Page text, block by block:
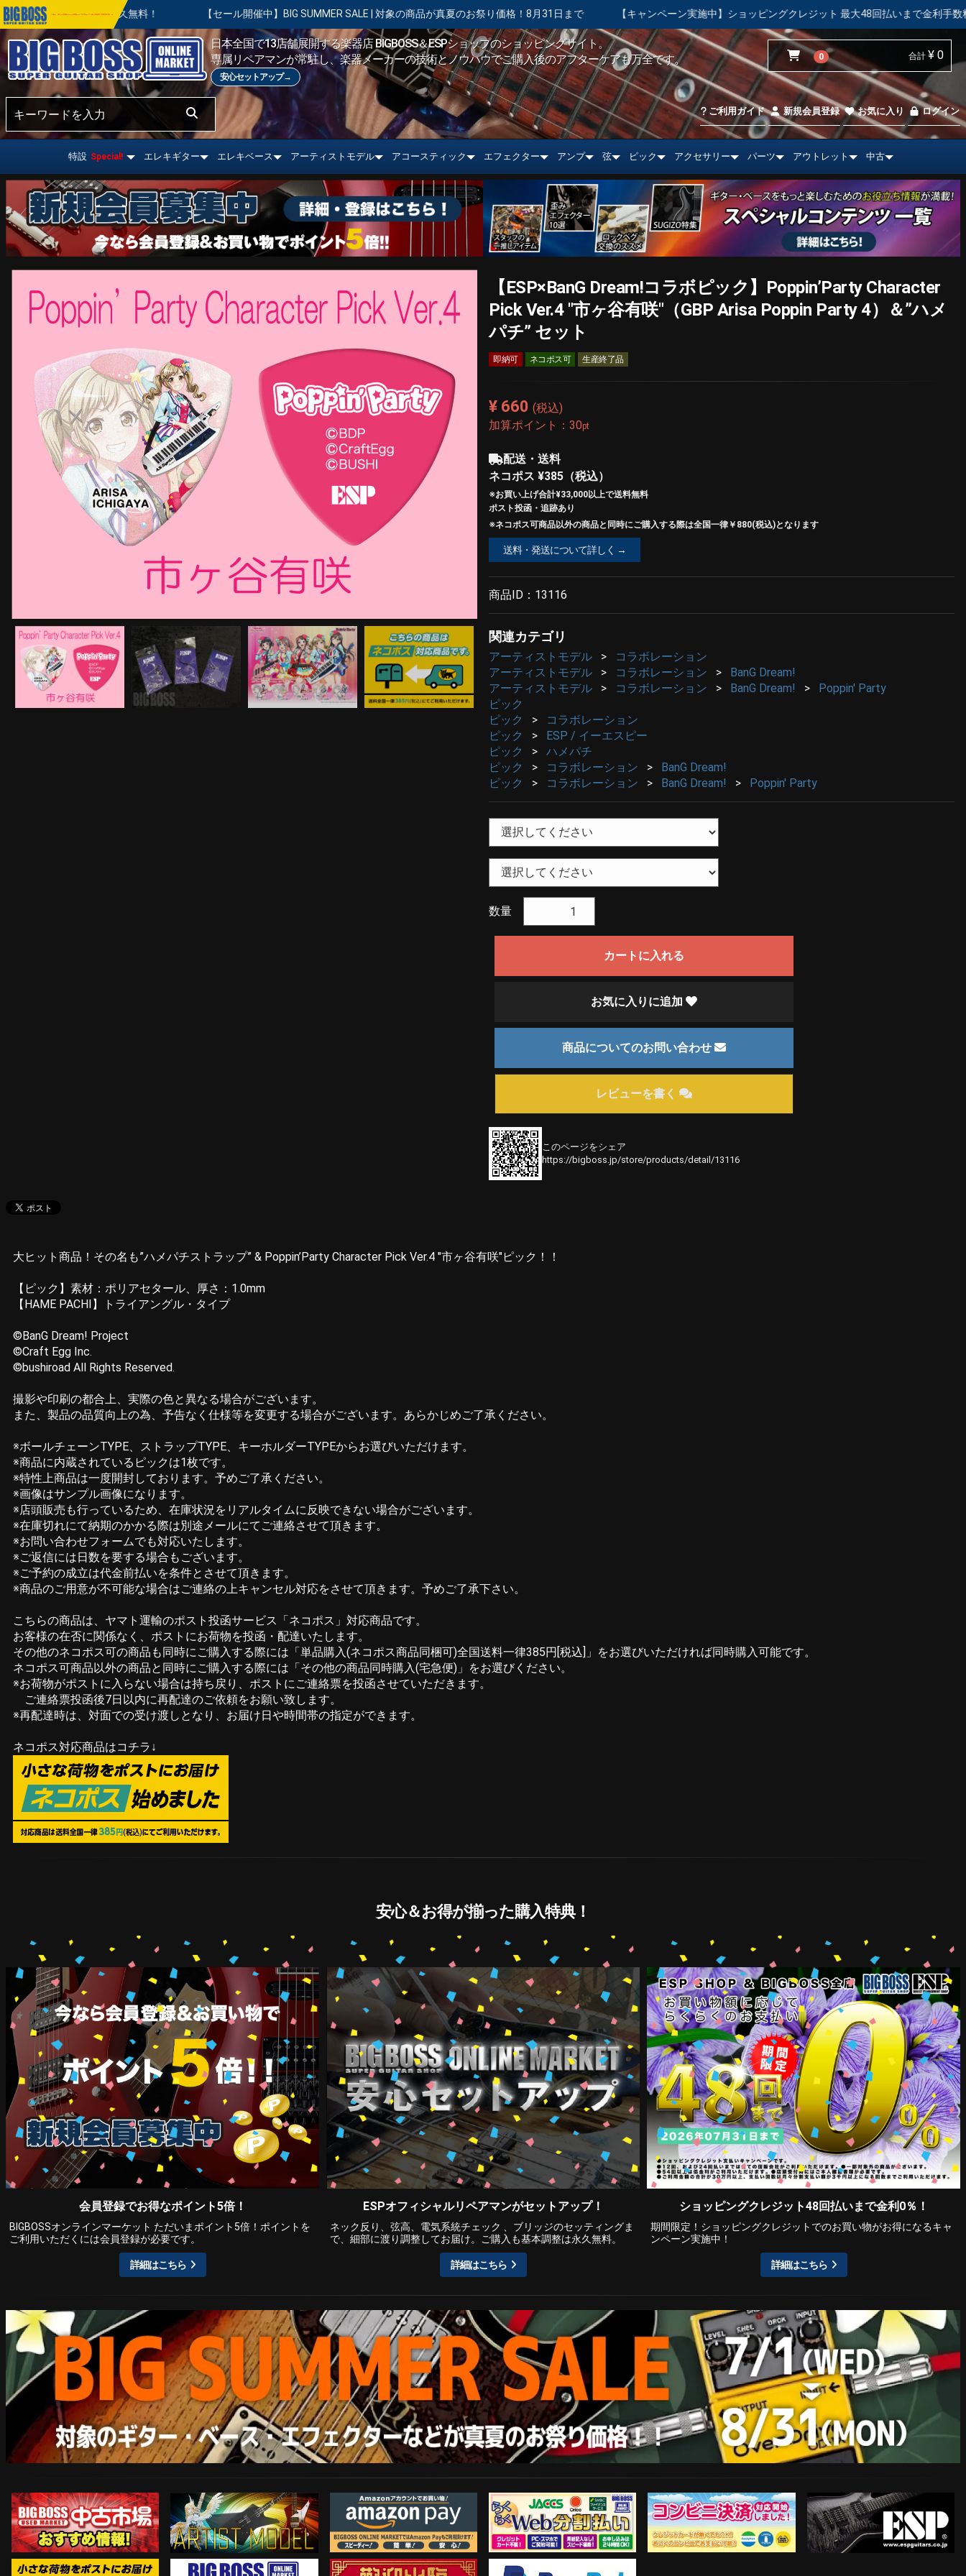
久無料！ 【セール開催中】BIG SUMMER SALE | 対象の商品が真夏のお祭り価格！8月31日まで 【キャンペーン実施中】ショッピングクレジット 最大48回払いまで金利手数料無料！ 【中古市
おすすめ情報!
日本全国で13店舗展開する楽器店 BIGBOSS＆ESPショップのショッピングサイト。
専属リペアマンが常駐し、楽器メーカーの技術とノウハウでご購入後のアフターケアも万全です。
安心セットアップ→
0 合計 ¥ 0
ご利用ガイド 新規会員登録 お気に入り ログイン
特設 Special! エレキギター エレキベース アーティストモデル アコースティック エフェクター アンプ 弦 ピック アクセサリー パーツ アウトレット 中古
【ESP×BanG Dream!コラボピック】Poppin’Party Character
Pick Ver.4 "市ヶ谷有咲"（GBP Arisa Poppin Party 4）＆”ハメ
パチ” セット
即納可 ネコポス可 生産終了品
¥ 660 (税込)
加算ポイント： 30pt
配送・送料
ネコポス ¥385 （税込）
※お買い上げ合計¥33,000以上で送料無料
ポスト投函・追跡あり
※ネコポス可商品以外の商品と同時にご購入する際は全国一律￥880(税込)となります
送料・発送について詳しく →
商品ID： 13116
関連カテゴリ
アーティストモデル
コラボレーション
アーティストモデル
コラボレーション
BanG Dream!
アーティストモデル
コラボレーション BanG Dream!
Poppin' Party
ピック
ピック
コラボレーション
ピック
ESP / イーエスピー
ピック
ハメパチ
ピック
コラボレーション
BanG Dream!
ピック
コラボレーション BanG Dream! Poppin' Party
数量
カートに入れる
お気に入りに追加
商品についてのお問い合わせ
レビューを書く
このページをシェア
https://bigboss.jp/store/products/detail/13116
大ヒット商品！その名も”ハメパチストラップ” & Poppin’Party Character Pick Ver.4 "市ヶ谷有咲"ピック！！
【ピック】素材：ポリアセタール、厚さ：1.0mm
【HAME PACHI】トライアングル・タイプ
©BanG Dream! Project
©Craft Egg Inc.
©bushiroad All Rights Reserved.
撮影や印刷の都合上、実際の色と異なる場合がございます。
また、製品の品質向上の為、予告なく仕様等を変更する場合がございます。あらかじめご了承ください。
※ボールチェーンTYPE、ストラップTYPE、キーホルダーTYPEからお選びいただけます。
※商品に内蔵されているピックは1枚です。
※特性上商品は一度開封しております。予めご了承ください。
※画像はサンプル画像になります。
※店頭販売も行っているため、在庫状況をリアルタイムに反映できない場合がございます。
※在庫切れにて納期のかかる際は別途メールにてご連絡させて頂きます。
※お問い合わせフォームでも対応いたします。
※ご返信には日数を要する場合もございます。
※ご予約の成立は代金前払いを条件とさせて頂きます。
※商品のご用意が不可能な場合はご連絡の上キャンセル対応をさせて頂きます。予めご了承下さい。
こちらの商品は、ヤマト運輸のポスト投函サービス「ネコポス」対応商品です。
お客様の在否に関係なく、ポストにお荷物を投函・配達いたします。
その他のネコポス可の商品も同時にご購入する際には「単品購入(ネコポス商品同梱可)全国送料一律385円[税込]」をお選びいただければ同時購入可能です。
ネコポス可商品以外の商品と同時にご購入する際には「その他の商品同時購入(宅急便)」をお選びください。
※お荷物がポストに入らない場合は持ち戻り、ポストにご連絡票を投函させていただきます。
ご連絡票投函後7日以内に再配達のご依頼をお願い致します。
※再配達時は、対面での受け渡しとなり、お届け日や時間帯の指定ができます。
ネコポス対応商品はコチラ↓
安心＆お得が揃った購入特典！
会員登録でお得なポイント5倍！
BIGBOSSオンラインマーケット ただいまポイント5倍！ポイントを
ご利用いただくには会員登録が必要です。
詳細はこちら
ESPオフィシャルリペアマンがセットアップ！
ネック反り、弦高、電気系統チェック 、ブリッジのセッティングま
で、細部に渡り調整してお届け。ご購入も基本調整は永久無料。
詳細はこちら
ショッピングクレジット48回払いまで金利0％！
期間限定！ショッピングクレジットでのお買い物がお得になるキャ
ンペーン実施中！
詳細はこちら
中古市場おすすめ情報!! ARTIST MODEL Amazon Pay らくらくWeb分割払い コンビニ決済対応開始！ ESP Guitars
ネコポス対象商品はコチラ Instagram 歓迎工臨 PayPal決済がご利用可能！